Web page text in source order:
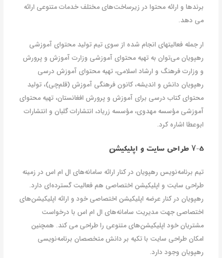
برندها و ارائه محتوا در زیرساخت‌های مختلف خدمات متنوعی ارائه
می دهد.
ار جمله فعالیتهای انجام شده از سوی تیم تولید محتوای آموزشی
رهپویان می‌توان به تهیه محتوای آموزشی وزارت آموزش و پرورش
و وزارت فرهنگ و ارشاد اسلامی، تهیه محتوای آموزش درسی
رهپویان دانش و اندیشه، کانون فرهنگی آموزش (قلم‌چی)، تولید
محتوای کتاب درسی برای آموزش و پرورش افغانستان، تهیه محتوای
آموزشی مؤسسه مهدوی، مؤسسه زریاد، انتشارات گلبان و انتشارات
ابوعطا اشاره کرد.
۷-۵ طراحی سایت و اپلیکیشن
تیم برنامه‌نویس رهپویان در کنار ارائه سامانه‌های ال ام اس در زمینه
طراحی سایت و اپلیکیشن اختصاصی هم فعالیت گسترده‌ای دارد.
رهپویان در کنار عرضه اپلیکیشن اختصاصی خود و ارائه اپلیکیشن‌های
اختصاصی جهت مدیریت سامانه‌های ال ام اس با درخواست
مشتریان خود اپلیکیشن‌های متنوعی را طراحی می کند. همچنین
امکان طراحی سایت با تکیه بر دانش متخصصان برنامه‌نویسی
رهپویان وجود دارد.